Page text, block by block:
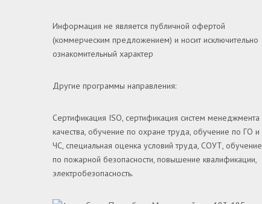
Информация не является публичной офертой
(коммерческим предложением) и носит исключительно
ознакомительный характер
Другие программы направления:
Сертификация ISO, сертификация систем менеджмента
качества, обучение по охране труда, обучение по ГО и
ЧС, специальная оценка условий труда, СОУТ, обучение
по пожарной безопасности, повышение квалификации,
электробезопасность.